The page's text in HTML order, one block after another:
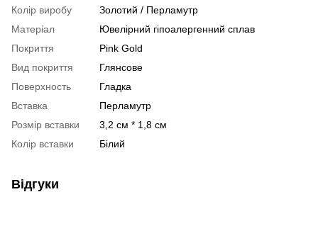
Колір виробу
Золотий / Перламутр
Матеріал
Ювелірний гіпоалергенний сплав
Покриття
Pink Gold
Вид покриття
Глянсове
Поверхность
Гладка
Вставка
Перламутр
Розмір вставки
3,2 см * 1,8 см
Колір вставки
Білий
Відгуки